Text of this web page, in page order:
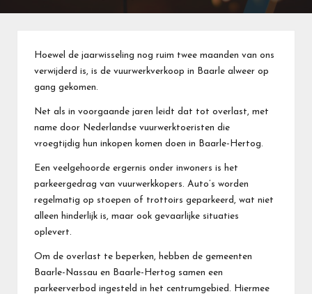
Hoewel de jaarwisseling nog ruim twee maanden van ons
verwijderd is, is de vuurwerkverkoop in Baarle alweer op
gang gekomen.
Net als in voorgaande jaren leidt dat tot overlast, met
name door Nederlandse vuurwerktoeristen die
vroegtijdig hun inkopen komen doen in Baarle-Hertog.
Een veelgehoorde ergernis onder inwoners is het
parkeergedrag van vuurwerkkopers. Auto’s worden
regelmatig op stoepen of trottoirs geparkeerd, wat niet
alleen hinderlijk is, maar ook gevaarlijke situaties
oplevert.
Om de overlast te beperken, hebben de gemeenten
Baarle-Nassau en Baarle-Hertog samen een
parkeerverbod ingesteld in het centrumgebied. Hiermee